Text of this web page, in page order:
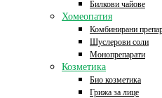
Билкови чайове
Хомеопатия
Комбинирани
Шуслерови соли
Монопрепарати
Козметика
Био козметика
Грижа за лице